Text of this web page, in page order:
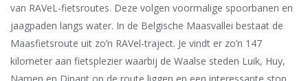
van RAVeL-fietsroutes. Deze volgen voormalige spoorbanen en
jaagpaden langs water. In de Belgische Maasvallei bestaat de
Maasfietsroute uit zo’n RAVel-traject. Je vindt er zo’n 147
kilometer aan fietsplezier waarbij de Waalse steden Luik, Huy,
Namen en Dinant op de route liggen en een interessante stop